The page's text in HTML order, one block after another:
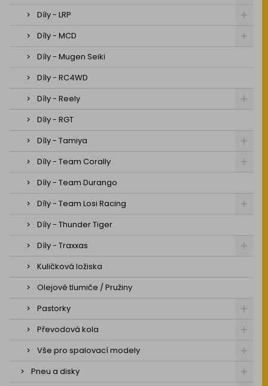
Díly - LRP
Díly - MCD
Díly - Mugen Seiki
Díly - RC4WD
Díly - Reely
Díly - RGT
Díly - Tamiya
Díly - Team Corally
Díly - Team Durango
Díly - Team Losi Racing
Díly - Thunder Tiger
Díly - Traxxas
Kuličková ložiska
Olejové tlumiče / Pružiny
Pastorky
Převodová kola
Vše pro spalovací modely
Pneu a disky